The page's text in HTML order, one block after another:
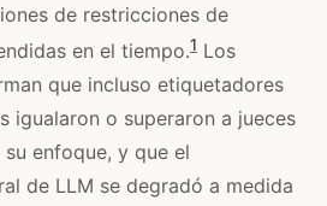
de restricciones de
en el tiempo.1 Los
que incluso etiquetadores
igualaron o superaron a jueces
enfoque, y que el
de LLM se degradó a medida